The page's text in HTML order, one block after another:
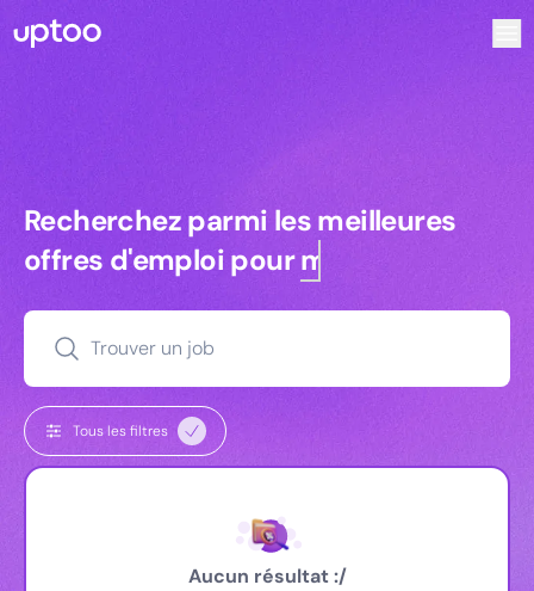
Recherchez parmi les meilleures
Recherchez parmi les meilleures
offres d'emploi pourmanagers
Trouver un job
Tous les filtres
Aucun résultat :/